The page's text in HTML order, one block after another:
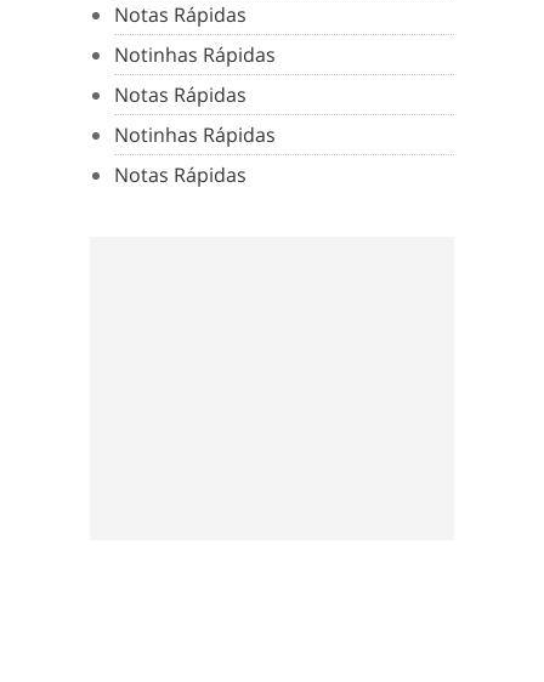
Notas Rápidas
Notinhas Rápidas
Notas Rápidas
Notinhas Rápidas
Notas Rápidas